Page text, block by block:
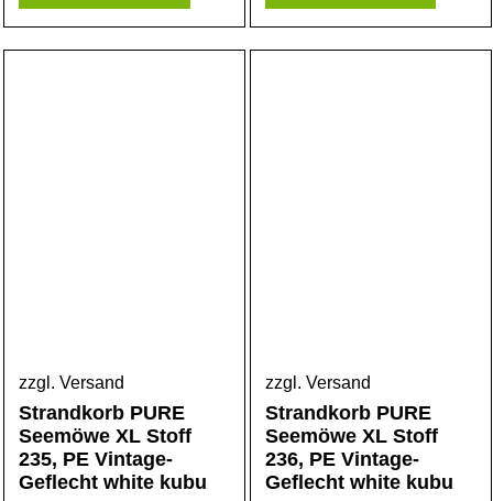
zzgl. Versand
Strandkorb PURE
Seemöwe XL Stoff
235, PE Vintage-
Geflecht white kubu
zzgl. Versand
Strandkorb PURE
Seemöwe XL Stoff
236, PE Vintage-
Geflecht white kubu